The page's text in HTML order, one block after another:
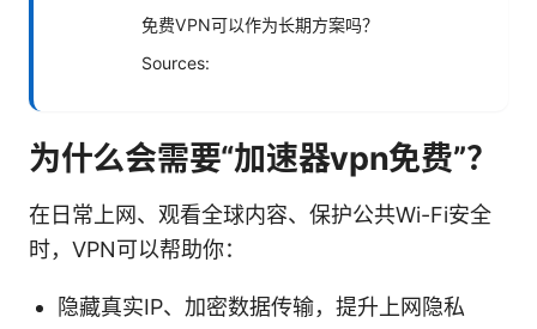
免费VPN可以作为长期方案吗？
Sources:
为什么会需要“加速器vpn免费”？
在日常上网、观看全球内容、保护公共Wi-Fi安全
时，VPN可以帮助你：
隐藏真实IP、加密数据传输，提升上网隐私